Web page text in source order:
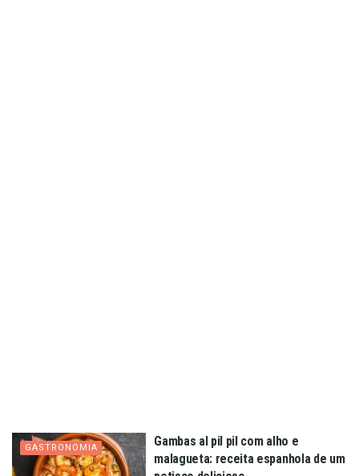
GASTRONOMIA
Gambas al pil pil com alho e
malagueta: receita espanhola de um